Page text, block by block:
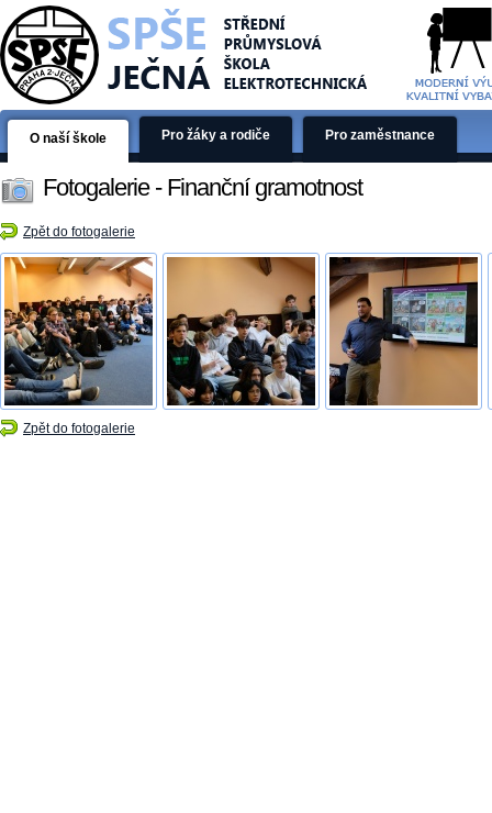
O naší škole Pro žáky a rodiče Pro zaměstnance
Fotogalerie - Finanční gramotnost
Zpět do fotogalerie
Zpět do fotogalerie